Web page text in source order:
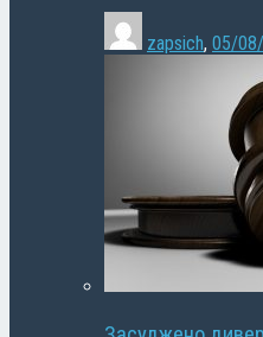
zapsich, 05/